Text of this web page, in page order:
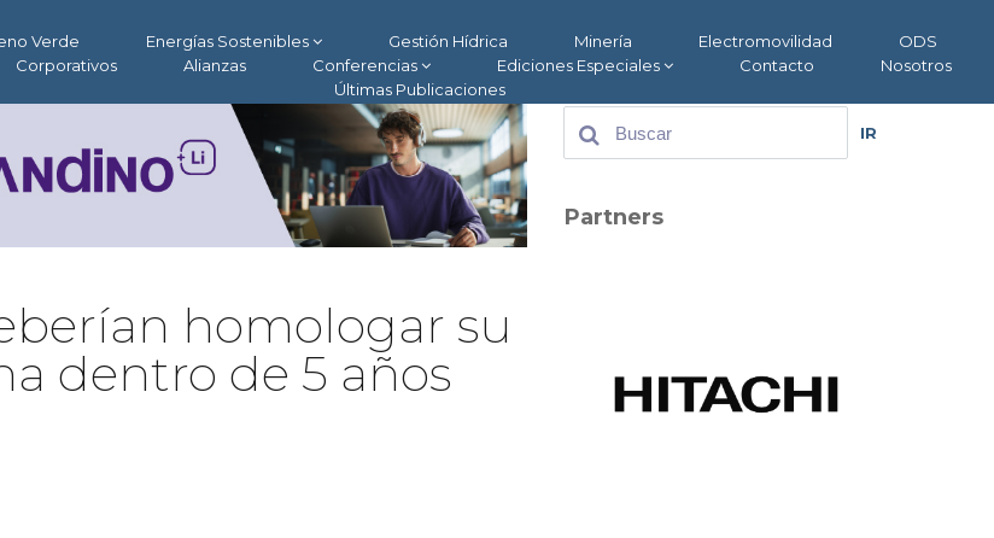
Verde Energías Sostenibles Gestión Hídrica Minería Electromovilidad
ODS
Corporativos Alianzas Conferencias Ediciones Especiales Contacto
Nosotros
Últimas Publicaciones
homologar su
dentro de 5 años
IR
Partners